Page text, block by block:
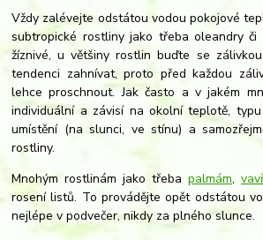
Vždy zalévejte odstátou vodou pokojové
subtropické rostliny jako třeba oleandry či
žíznivé, u většiny rostlin buďte se
tendenci zahnívat, proto před každou
lehce proschnout. Jak často a v jakém
individuální a závisí na okolní teplotě,
umístění (na slunci, ve stínu) a
rostliny.
Mnohým rostlinám jako třeba palmám,
rosení listů. To provádějte opět odstátou
nejlépe v podvečer, nikdy za plného slunce.